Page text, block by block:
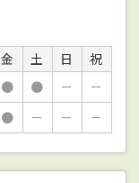
金 土 日
祝
● ● －
－
● － － －